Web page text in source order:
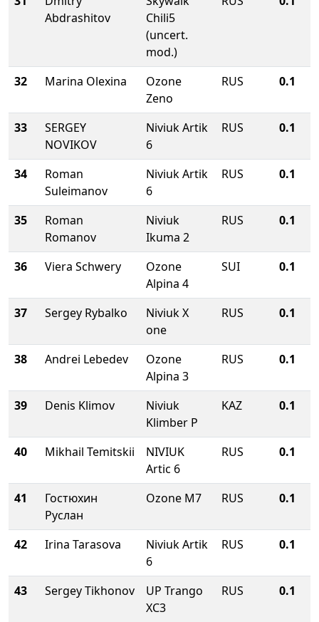
Abdrashitov
Chili5
(uncert.
mod.)
32 Marina Olexina
Ozone
Zeno
RUS 0.1
33
SERGEY
NOVIKOV
Niviuk Artik
6
RUS 0.1
34
Roman
Suleimanov
Niviuk Artik
6
RUS 0.1
35
Roman
Romanov
Niviuk
Ikuma 2
RUS 0.1
36 Viera Schwery
Ozone
Alpina 4
SUI 0.1
37 Sergey Rybalko
Niviuk X
one
RUS 0.1
38 Andrei Lebedev
Ozone
Alpina 3
RUS 0.1
39 Denis Klimov
Niviuk
Klimber P
KAZ 0.1
40 Mikhail Temitskii
NIVIUK
Artic 6
RUS 0.1
41
Гостюхин
Руслан
Ozone M7 RUS 0.1
42 Irina Tarasova
Niviuk Artik
6
RUS 0.1
43 Sergey Tikhonov
UP Trango
XC3
RUS 0.1